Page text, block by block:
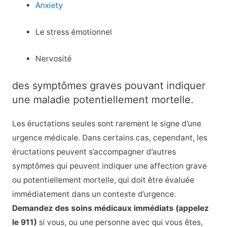
Anxiety
Le stress émotionnel
Nervosité
des symptômes graves pouvant indiquer
une maladie potentiellement mortelle.
Les éructations seules sont rarement le signe d’une
urgence médicale. Dans certains cas, cependant, les
éructations peuvent s’accompagner d’autres
symptômes qui peuvent indiquer une affection grave
ou potentiellement mortelle, qui doit être évaluée
immédiatement dans un contexte d’urgence.
Demandez des soins médicaux immédiats (appelez
le 911) si vous, ou une personne avec qui vous êtes,